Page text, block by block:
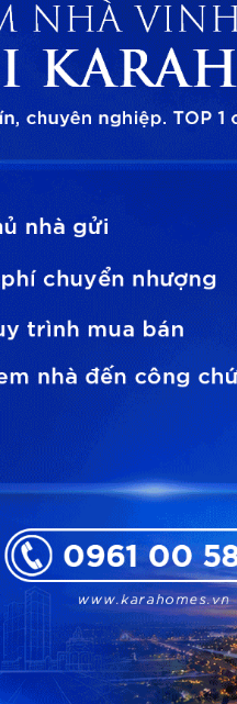
trợ tư vấn
thông tin và sẽ không spam làm
Hỗ trợ
Về